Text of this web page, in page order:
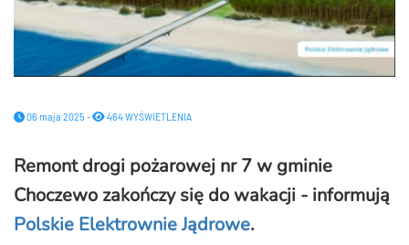
06 maja 2025 - 464 WYŚWIETLENIA
Remont drogi pożarowej nr 7 w gminie
Choczewo zakończy się do wakacji - informują
Polskie Elektrownie Jądrowe.